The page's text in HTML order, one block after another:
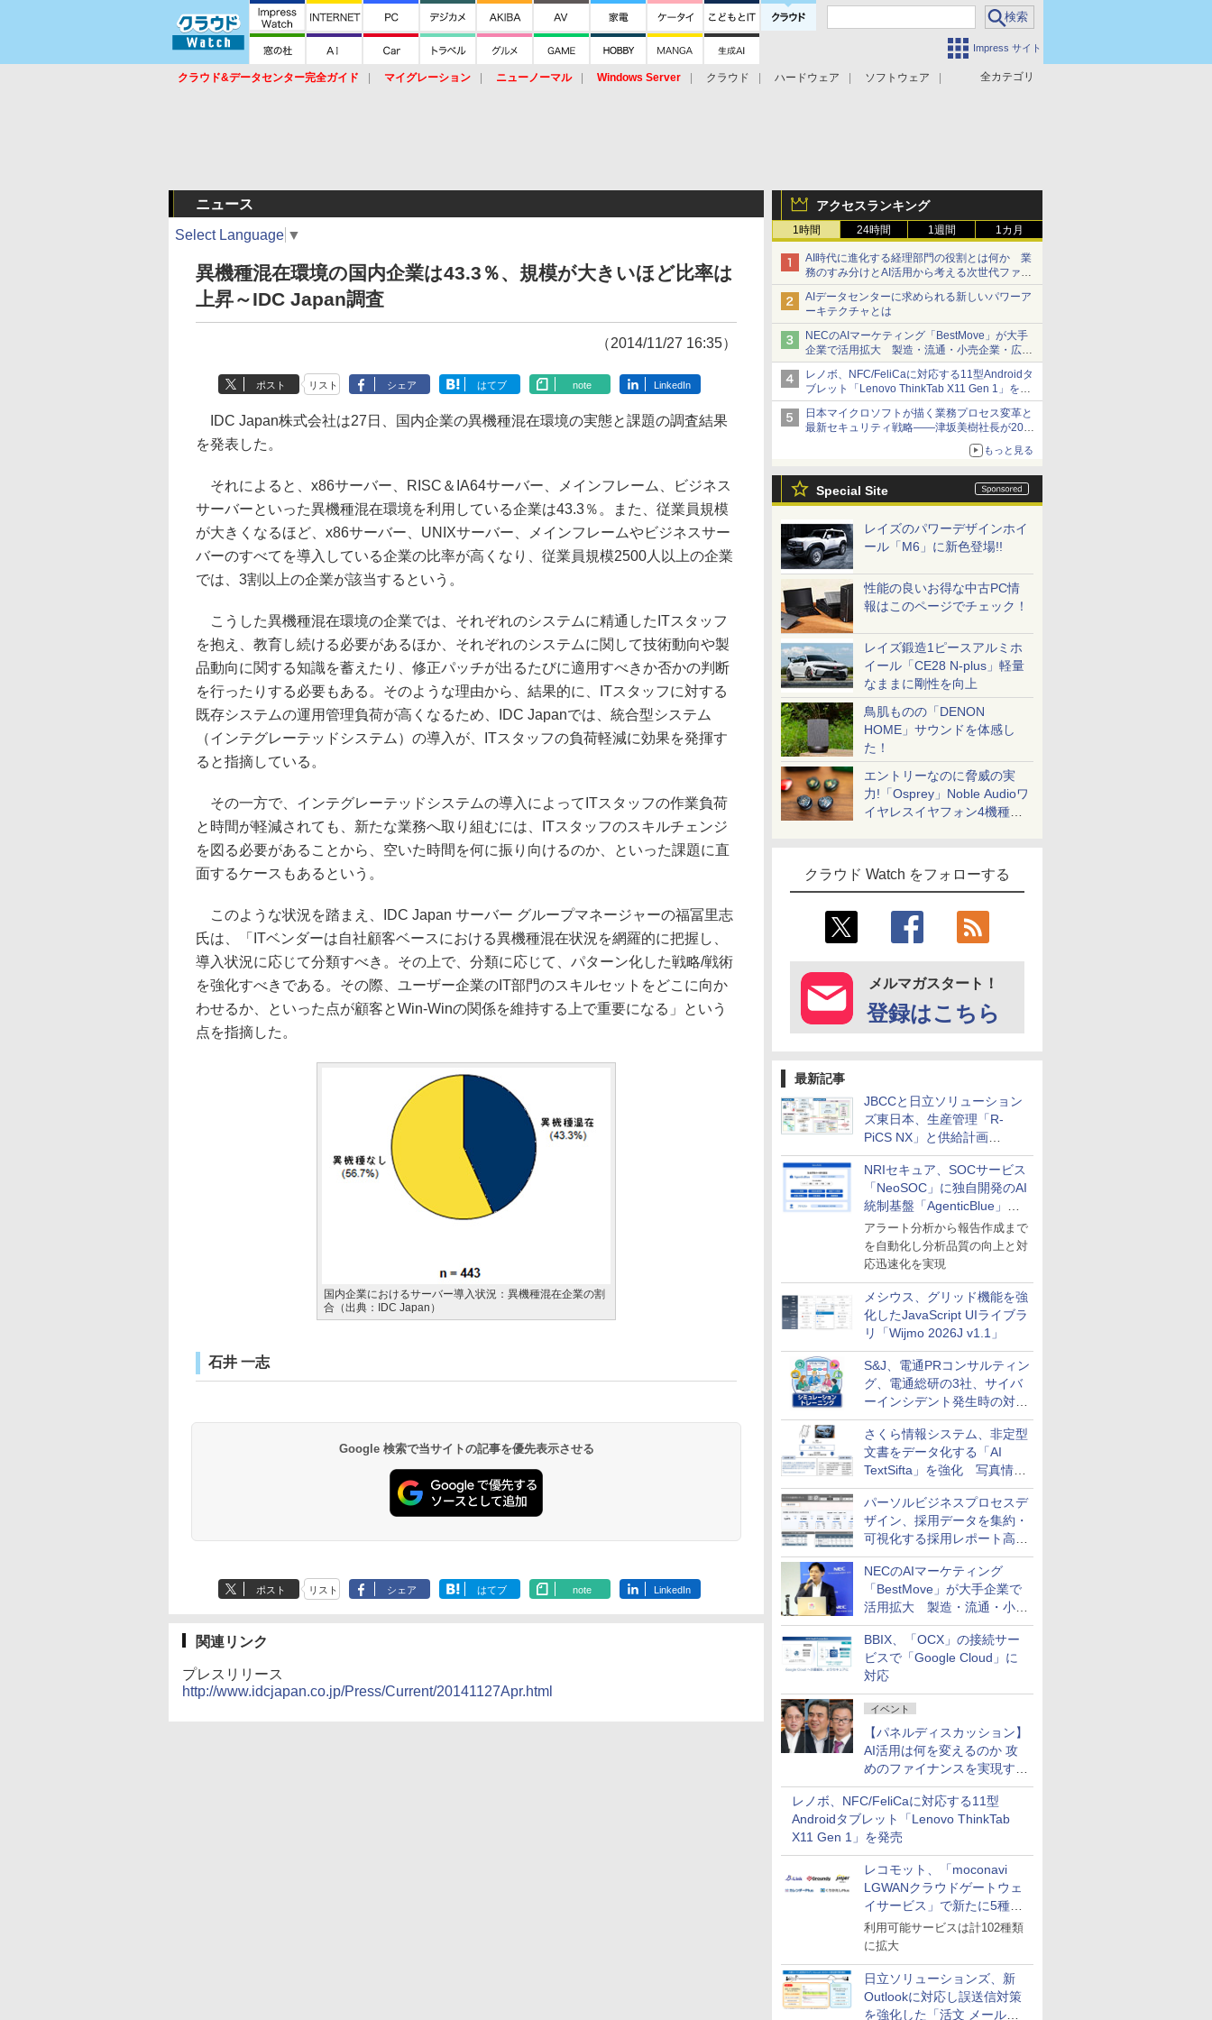
Impress サイト
全カテゴリ
クラウド&データセンター完全ガイド マイグレーション ニューノーマル Windows Server クラウド ハードウェア
ソフトウェア
アクセスランキング
1時間 24時間 1週間 1カ月
AI時代に進化する経理部門の役割とは何か 業
務のすみ分けとAI活用から考える次世代ファイ
ナンス戦略
AIデータセンターに求められる新しいパワーア
ーキテクチャとは
NECのAIマーケティング「BestMove」が大手
企業で活用拡大 製造・流通・小売企業・広告
代理店などが実装フェーズへ
レノボ、NFC/FeliCaに対応する11型Androidタ
ブレット「Lenovo ThinkTab X11 Gen 1」を発
売
日本マイクロソフトが描く業務プロセス変革と
最新セキュリティ戦略――津坂美樹社長が2027
もっと見る
Special Site
レイズのパワーデザインホイ
ール「M6」に新色登場!!
性能の良いお得な中古PC情
報はこのページでチェック！
レイズ鍛造1ピースアルミホ
イール「CE28 N-plus」軽量
なままに剛性を向上
鳥肌ものの「DENON
HOME」サウンドを体感し
た！
エントリーなのに脅威の実
力!「Osprey」Noble Audioワ
イヤレスイヤフォン4機種を
クラウド Watch をフォローする
メルマガスタート！
登録はこちら
最新記事
JBCCと日立ソリューション
ズ東日本、生産管理「R-
PiCS NX」と供給計画
「scSQUARE ISP」の連携サ
ービスを提供開始
NRIセキュア、SOCサービス
「NeoSOC」に独自開発のAI
統制基盤「AgenticBlue」を
導入
アラート分析から報告作成まで
を自動化し分析品質の向上と対
応迅速化を実現
メシウス、グリッド機能を強
化したJavaScript UIライブラ
リ「Wijmo 2026J v1.1」
S&J、電通PRコンサルティン
グ、電通総研の3社、サイバ
ーインシデント発生時の対応
と危機管理広報を一体的に訓
練するプログラムを提供
さくら情報システム、非定型
文書をデータ化する「AI
TextSifta」を強化 写真情報
のデータ化などに対応
パーソルビジネスプロセスデ
ザイン、採用データを集約・
可視化する採用レポート高速
化サービスを提供
NECのAIマーケティング
「BestMove」が大手企業で
活用拡大 製造・流通・小売
企業・広告代理店などが実装
フェーズへ
BBIX、「OCX」の接続サー
ビスで「Google Cloud」に
対応
イベント
【パネルディスカッション】
AI活用は何を変えるのか 攻
めのファイナンスを実現する
業務設計とマインドセット変
革
レノボ、NFC/FeliCaに対応する11型
Androidタブレット「Lenovo ThinkTab
X11 Gen 1」を発売
レコモット、「moconavi
LGWANクラウドゲートウェ
イサービス」で新たに5種類
のサービスと連携開始
利用可能サービスは計102種類
に拡大
日立ソリューションズ、新
Outlookに対応し誤送信対策
を強化した「活文 メール誤
ニュース
Select Language ▼
異機種混在環境の国内企業は43.3％、規模が大きいほど比率は
上昇～IDC Japan調査
（2014/11/27 16:35）
ポスト リスト シェア はてブ note LinkedIn
IDC Japan株式会社は27日、国内企業の異機種混在環境の実態と課題の調査結果
を発表した。
それによると、x86サーバー、RISC＆IA64サーバー、メインフレーム、ビジネス
サーバーといった異機種混在環境を利用している企業は43.3％。また、従業員規模
が大きくなるほど、x86サーバー、UNIXサーバー、メインフレームやビジネスサー
バーのすべてを導入している企業の比率が高くなり、従業員規模2500人以上の企業
では、3割以上の企業が該当するという。
こうした異機種混在環境の企業では、それぞれのシステムに精通したITスタッフ
を抱え、教育し続ける必要があるほか、それぞれのシステムに関して技術動向や製
品動向に関する知識を蓄えたり、修正パッチが出るたびに適用すべきか否かの判断
を行ったりする必要もある。そのような理由から、結果的に、ITスタッフに対する
既存システムの運用管理負荷が高くなるため、IDC Japanでは、統合型システム
（インテグレーテッドシステム）の導入が、ITスタッフの負荷軽減に効果を発揮す
ると指摘している。
その一方で、インテグレーテッドシステムの導入によってITスタッフの作業負荷
と時間が軽減されても、新たな業務へ取り組むには、ITスタッフのスキルチェンジ
を図る必要があることから、空いた時間を何に振り向けるのか、といった課題に直
面するケースもあるという。
このような状況を踏まえ、IDC Japan サーバー グループマネージャーの福冨里志
氏は、「ITベンダーは自社顧客ベースにおける異機種混在状況を網羅的に把握し、
導入状況に応じて分類すべき。その上で、分類に応じて、パターン化した戦略/戦術
を強化すべきである。その際、ユーザー企業のIT部門のスキルセットをどこに向か
わせるか、といった点が顧客とWin-Winの関係を維持する上で重要になる」という
点を指摘した。
国内企業におけるサーバー導入状況：異機種混在企業の割
合（出典：IDC Japan）
石井 一志
Google 検索で当サイトの記事を優先表示させる
ポスト リスト シェア はてブ note LinkedIn
関連リンク
プレスリリース
http://www.idcjapan.co.jp/Press/Current/20141127Apr.html